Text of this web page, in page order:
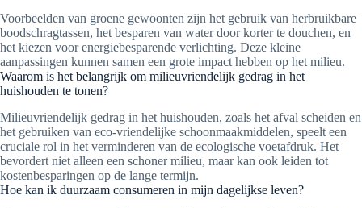
Voorbeelden van groene gewoonten zijn het gebruik van herbruikbare
boodschragtassen, het besparen van water door korter te douchen, en
het kiezen voor energiebesparende verlichting. Deze kleine
aanpassingen kunnen samen een grote impact hebben op het milieu.
Waarom is het belangrijk om milieuvriendelijk gedrag in het
huishouden te tonen?
Milieuvriendelijk gedrag in het huishouden, zoals het afval scheiden en
het gebruiken van eco-vriendelijke schoonmaakmiddelen, speelt een
cruciale rol in het verminderen van de ecologische voetafdruk. Het
bevordert niet alleen een schoner milieu, maar kan ook leiden tot
kostenbesparingen op de lange termijn.
Hoe kan ik duurzaam consumeren in mijn dagelijkse leven?